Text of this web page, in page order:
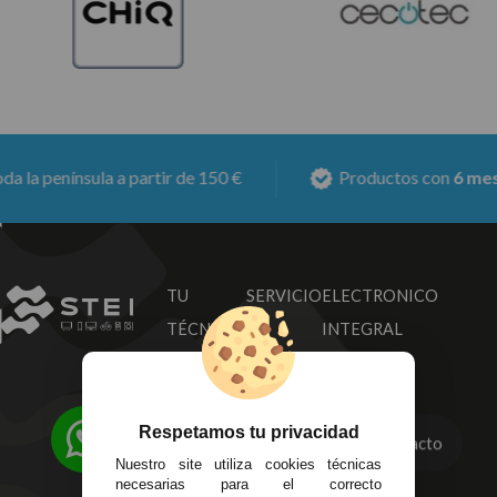
a partir de 150 € Productos con6 meses de
TU SERVICIO
TÉCNICO
ELECTRONICO
INTEGRAL
INFORMACIÓN
Contacta con nosotros
Sobre nosotros
MI CUENTA
Contacto
Respetamos tu privacidad
Nuestro site utiliza cookies técnicas
necesarias para el correcto